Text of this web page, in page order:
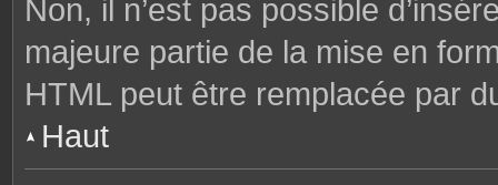
Non, il n’est pas possible
majeure partie de la mise en
HTML peut être remplacée par
Haut